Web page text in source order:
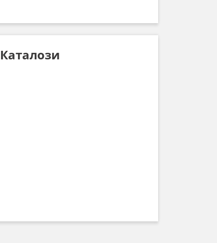
Каталози